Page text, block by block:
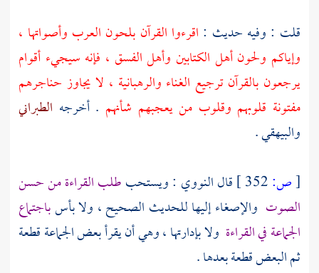
قلت : وفيه حديث : اقرءوا القرآن بلحون العرب وأصواتها ،
وإياكم ولحون أهل الكتابين وأهل الفسق ، فإنه سيجيء أقوام
يرجعون بالقرآن ترجيع الغناء والرهبانية ، لا يجاوز حناجرهم
مفتونة قلوبهم وقلوب من يعجبهم شأنهم . أخرجه الطبراني
والبيهقي.
[ص: قالالنووي : ويستحبطلب القراءة من حسن
الصوت والإصغاء إليها للحديث الصحيح ، ولا بأسباجتماع
الجماعة في القراءة ولا بإدارتها ، وهي أن يقرأ بعض الجماعة قطعة
ثم البعض قطعة بعدها .